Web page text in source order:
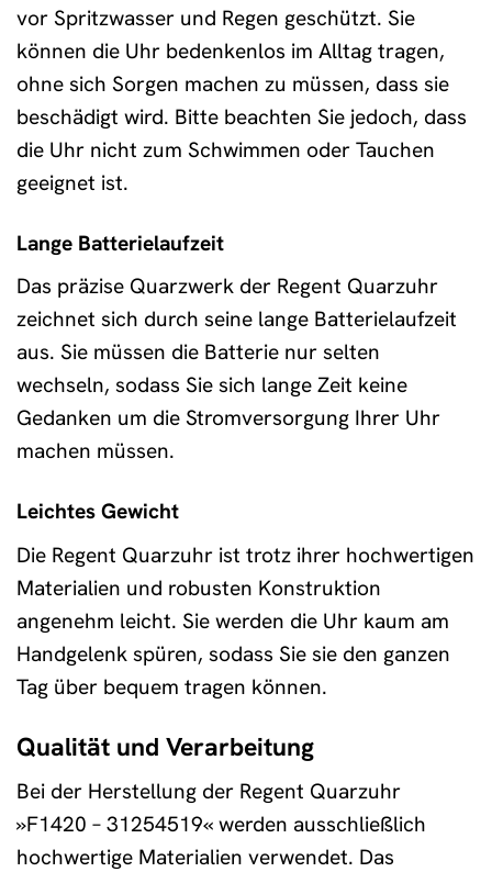
vor Spritzwasser und Regen geschützt. Sie
können die Uhr bedenkenlos im Alltag tragen,
ohne sich Sorgen machen zu müssen, dass sie
beschädigt wird. Bitte beachten Sie jedoch, dass
die Uhr nicht zum Schwimmen oder Tauchen
geeignet ist.
Lange Batterielaufzeit
Das präzise Quarzwerk der Regent Quarzuhr
zeichnet sich durch seine lange Batterielaufzeit
aus. Sie müssen die Batterie nur selten
wechseln, sodass Sie sich lange Zeit keine
Gedanken um die Stromversorgung Ihrer Uhr
machen müssen.
Leichtes Gewicht
Die Regent Quarzuhr ist trotz ihrer hochwertigen
Materialien und robusten Konstruktion
angenehm leicht. Sie werden die Uhr kaum am
Handgelenk spüren, sodass Sie sie den ganzen
Tag über bequem tragen können.
Qualität und Verarbeitung
Bei der Herstellung der Regent Quarzuhr
»F1420 – 31254519« werden ausschließlich
hochwertige Materialien verwendet. Das